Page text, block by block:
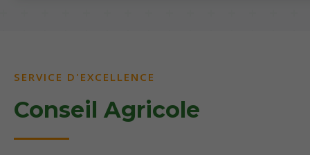
SERVICE D'EXCELLENCE
Conseil Agricole